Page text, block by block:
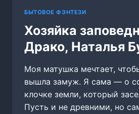
БЫТОВОЕ ФЭНТЕЗИ
Хозяйка
Драко, Наталья
Моя матушка мечтает,
вышла замуж. Я сама — о
клочке земли, который
Пусть и не древними, но